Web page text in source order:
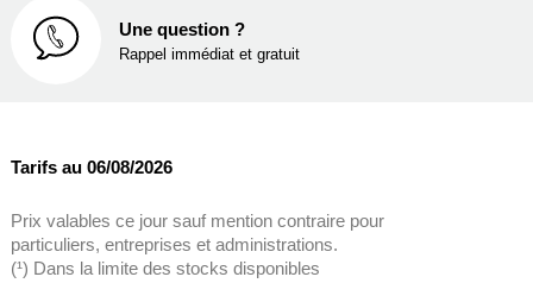
Une question ?
Rappel immédiat et gratuit
Tarifs au 06/08/2026
Prix valables ce jour sauf mention contraire pour
particuliers, entreprises et administrations.
(¹) Dans la limite des stocks disponibles